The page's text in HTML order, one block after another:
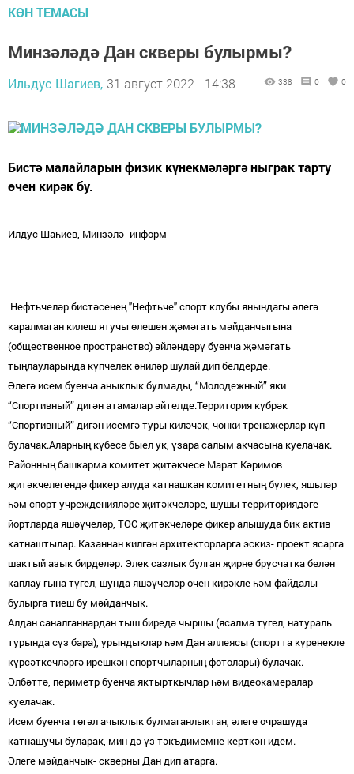
КӨН ТЕМАСЫ
Минзәләдә Дан скверы булырмы?
Ильдус Шагиев, 31 август 2022 - 14:38 338 0 0
Бистә малайларын физик күнекмәләргә ныграк тарту
өчен кирәк бу.
Илдус Шаһиев, Минзәлә- информ
Нефтьчеләр бистәсенең "Нефтьче" спорт клубы янындагы әлегә
каралмаган килеш ятучы өлешен җәмәгать мәйданчыгына
(общественное пространство) әйләндерү буенча җәмәгать
тыңлауларында күпчелек әниләр шулай дип белдерде.
Әлегә исем буенча аныклык булмады, “Молодежный” яки
“Спортивный” дигән атамалар әйтелде.Территория күбрәк
“Спортивный” дигән исемгә туры киләчәк, чөнки тренажерлар күп
булачак.Аларның күбесе быел ук, үзара салым акчасына куелачак.
Районның башкарма комитет җитәкчесе Марат Кәримов
җитәкчелегендә фикер алуда катнашкан комитетның бүлек, яшьләр
һәм спорт учрежденияләре җитәкчеләре, шушы территориядәге
йортларда яшәүчеләр, ТОС җитәкчеләре фикер алышуда бик актив
катнаштылар. Казаннан килгән архитекторларга эскиз- проект ясарга
шактый азык бирделәр. Элек сазлык булган җирне брусчатка белән
каплау гына түгел, шунда яшәүчеләр өчен кирәкле һәм файдалы
булырга тиеш бу мәйданчык.
Алдан саналганнардан тыш биредә чыршы (ясалма түгел, натураль
турында сүз бара), урындыклар һәм Дан аллеясы (спортта күренекле
күрсәткечләргә ирешкән спортчыларның фотолары) булачак.
Әлбәттә, периметр буенча яктырткычлар һәм видеокамералар
куелачак.
Исем буенча төгәл ачыклык булмаганлыктан, әлеге очрашуда
катнашучы буларак, мин дә үз тәкъдимемне керткән идем.
Әлеге мәйданчык- скверны Дан дип атарга.